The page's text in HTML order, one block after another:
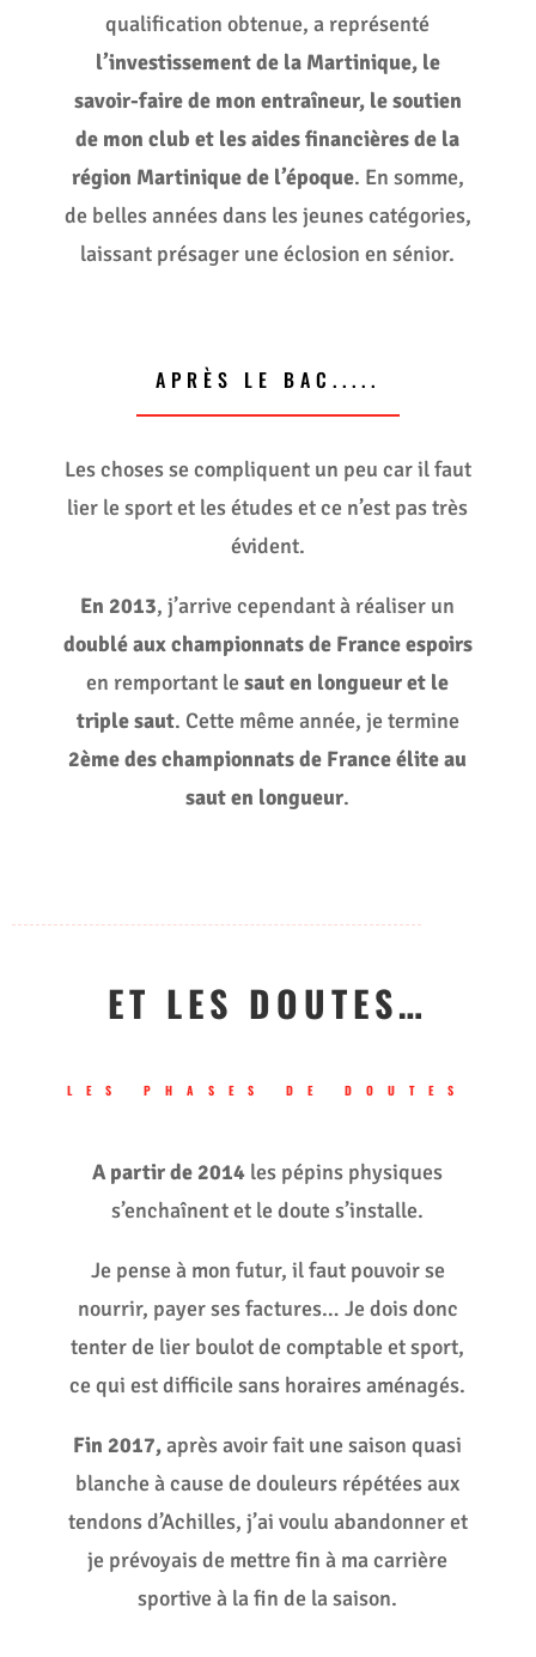
qualification obtenue, a représenté
l’investissement de la Martinique, le
savoir-faire de mon entraîneur, le soutien
de mon club et les aides financières de la
région Martinique de l’époque. En somme,
de belles années dans les jeunes catégories,
laissant présager une éclosion en sénior.
APRÈS LE BAC.....
Les choses se compliquent un peu car il faut
lier le sport et les études et ce n’est pas très
évident.
En 2013, j’arrive cependant à réaliser un
doublé aux championnats de France espoirs
en remportant lesaut en longueur et le
triple saut. Cette même année, je termine
2ème des championnats de France élite au
saut en longueur.
ET LES DOUTES…
LES PHASES DE DOUTES
A partir de 2014 les pépins physiques
s’enchaînent et le doute s’installe.
Je pense à mon futur, il faut pouvoir se
nourrir, payer ses factures… Je dois donc
tenter de lier boulot de comptable et sport,
ce qui est difficile sans horaires aménagés.
Fin 2017,après avoir fait une saison quasi
blanche à cause de douleurs répétées aux
tendons d’Achilles, j’ai voulu abandonner et
je prévoyais de mettre fin à ma carrière
sportive à la fin de la saison.